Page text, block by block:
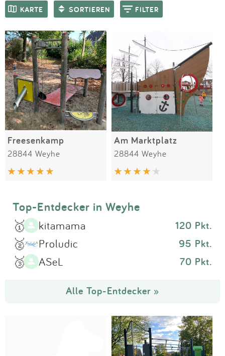
Anmelden
KARTE SORTIEREN FILTER
SPIELGERÄTE
Freesenkamp
28844 Weyhe
Am Marktplatz
28844 Weyhe
Top-Entdecker in Weyhe
🥇 kitamama 120 Pkt.
🥈 Proludic 95 Pkt.
🥉 ASeL 70 Pkt.
Alle Top-Entdecker »